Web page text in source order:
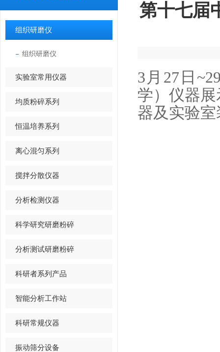
组织研磨仪
组织研磨仪
实验室常用仪器
均质粉碎系列
恒温培养系列
离心混匀系列
搅拌分散仪器
分析检测仪器
科学研究研磨粉碎
分析测试研磨粉碎
科研者系列产品
智能分析工作站
科研常规仪器
振动筛分设备
第十七届
3月27日
学）仪器
器及实验